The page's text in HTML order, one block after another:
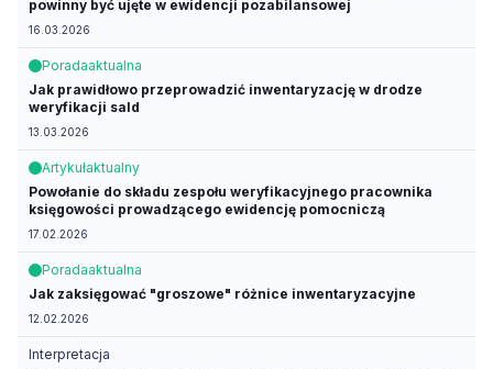
powinny być ujęte w ewidencji pozabilansowej
16.03.2026
Poradaaktualna
Jak prawidłowo przeprowadzić inwentaryzację w drodze
weryfikacji sald
13.03.2026
Artykułaktualny
Powołanie do składu zespołu weryfikacyjnego pracownika
księgowości prowadzącego ewidencję pomocniczą
17.02.2026
Poradaaktualna
Jak zaksięgować "groszowe" różnice inwentaryzacyjne
12.02.2026
Interpretacja